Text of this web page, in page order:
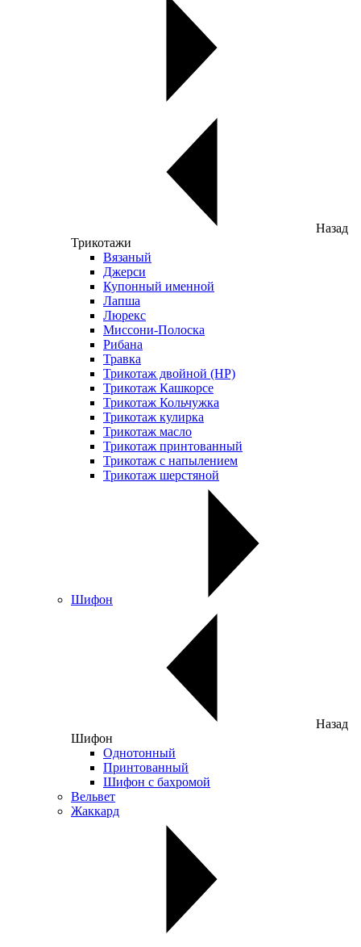
Назад
Трикотажи
Вязаный
Джерси
Купонный именной
Лапша
Люрекс
Миссони-Полоска
Рибана
Травка
Трикотаж двойной (НР)
Трикотаж Кашкорсе
Трикотаж Кольчужка
Трикотаж кулирка
Трикотаж масло
Трикотаж принтованный
Трикотаж с напылением
Трикотаж шерстяной
Шифон
Назад
Шифон
Однотонный
Принтованный
Шифон с бахромой
Вельвет
Жаккард